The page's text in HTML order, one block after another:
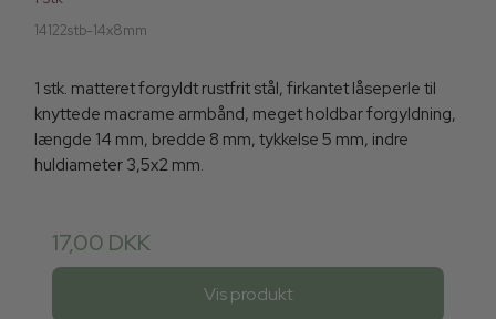
14122stb-14x8mm
1 stk. matteret forgyldt rustfrit stål, firkantet låseperle til
knyttede macrame armbånd, meget holdbar forgyldning,
længde 14 mm, bredde 8 mm, tykkelse 5 mm, indre
huldiameter 3,5x2 mm.
17,00 DKK
Vis produkt